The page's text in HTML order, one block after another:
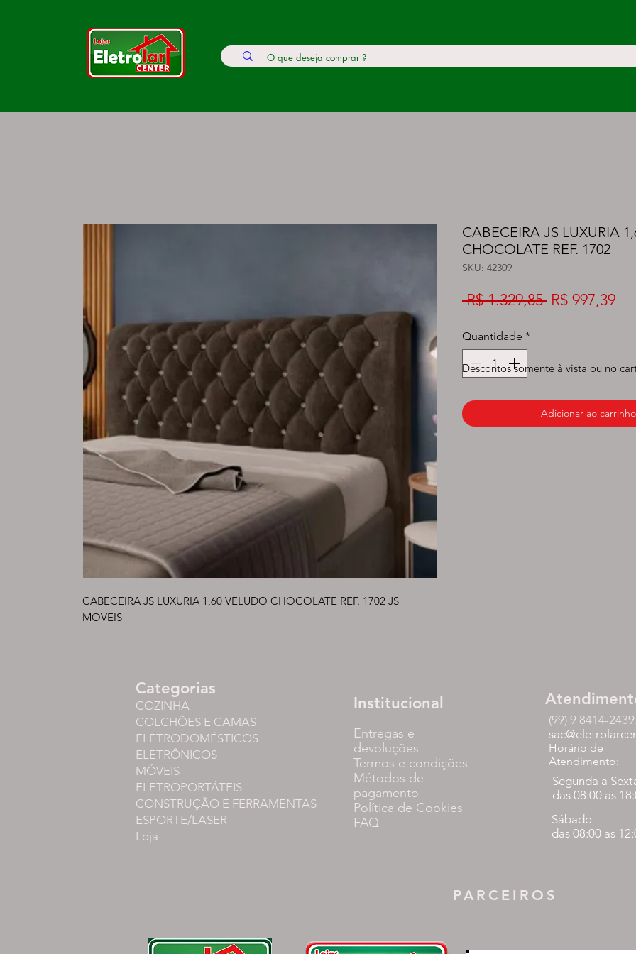
CABECEIRA JS LUXURIA 1,60 VELUDO CHOCOLATE REF. 1702 JS
MOVEIS
CABECEIRA JS LUXURIA
CHOCOLATE REF. 1702
SKU: 42309
R$ 1.329,85 Preço
R$ 997,39
Quantidade *
Adicionar ao carrinho
Descontos somente à vista ou no
Categorias
COZINHA
COLCHÕES E CAMAS
ELETRODOMÉSTICOS
ELETRÔNICOS
MÓVEIS
ELETROPORTÁTEIS
CONSTRUÇÃO E FERRAMENTAS
ESPORTE/LASER
Loja
Institucional
Entregas e
devoluções
Termos e condições
Métodos de
pagamento
Política de Cookies
FAQ
(99) 9 8414-2439
Horário de
Atendimento:
Segunda a
das 08:00 as
Sábado
das 08:00 as
PARCEIROS